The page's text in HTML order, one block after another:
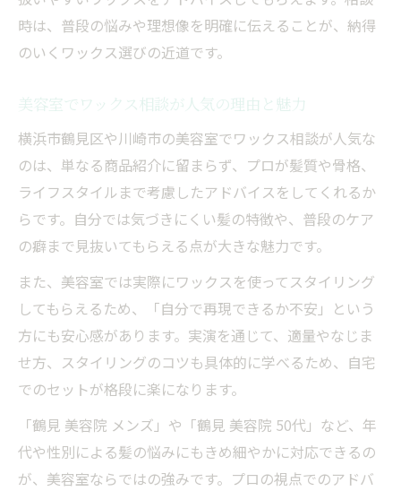
時は、普段の悩みや理想像を明確に伝えることが、納得
のいくワックス選びの近道です。
美容室でワックス相談が人気の理由と魅力
横浜市鶴見区や川崎市の美容室でワックス相談が人気な
のは、単なる商品紹介に留まらず、プロが髪質や骨格、
ライフスタイルまで考慮したアドバイスをしてくれるか
らです。自分では気づきにくい髪の特徴や、普段のケア
の癖まで見抜いてもらえる点が大きな魅力です。
また、美容室では実際にワックスを使ってスタイリング
してもらえるため、「自分で再現できるか不安」という
方にも安心感があります。実演を通じて、適量やなじま
せ方、スタイリングのコツも具体的に学べるため、自宅
でのセットが格段に楽になります。
「鶴見 美容院 メンズ」や「鶴見 美容院 50代」など、年
代や性別による髪の悩みにもきめ細やかに対応できるの
が、美容室ならではの強みです。プロの視点でのアドバ